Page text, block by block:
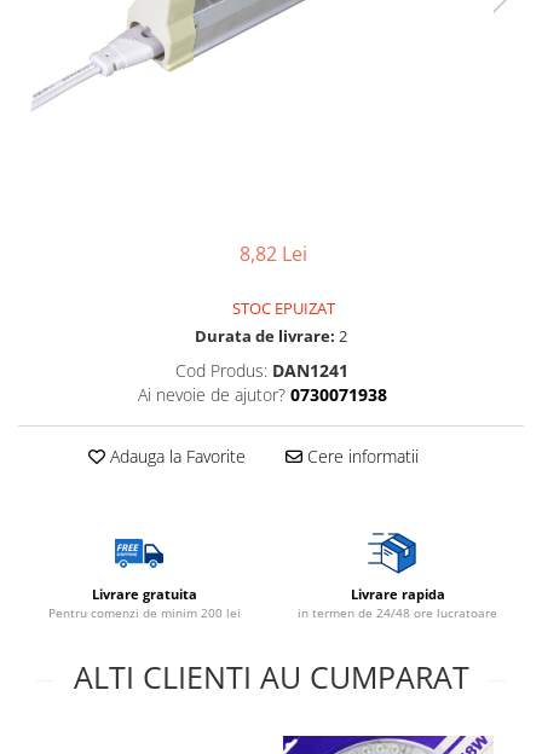
Corpuri de iluminat
Spoturi LED
miscare,crepuscular,dulii cu
Veioze/Lămpi/lampa de veghe
Lampi emergente
Spoturi led pe sina
Aparataj şi accesorii
8,82 Lei
STOC EPUIZAT
Durata de livrare: 2
Cod Produs: DAN1241
Ai nevoie de ajutor? 0730071938
Adauga la Favorite Cere informatii
Livrare gratuita
Pentru comenzi de minim 200 lei
Livrare rapida
in termen de 24/48 ore lucratoare
ALTI CLIENTI AU CUMPARAT